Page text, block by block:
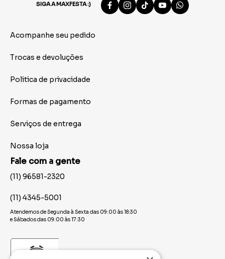
SIGA A MAXFESTA :)
Acompanhe seu pedido
Trocas e devoluções
Politica de privacidade
Formas de pagamento
Serviços de entrega
Nossa loja
Fale com a gente
(11) 96581-2320
(11) 4345-5001
Atendemos de Segunda à Sexta das 09:00 às 18:30
e Sábados das 09:00 às 17:30